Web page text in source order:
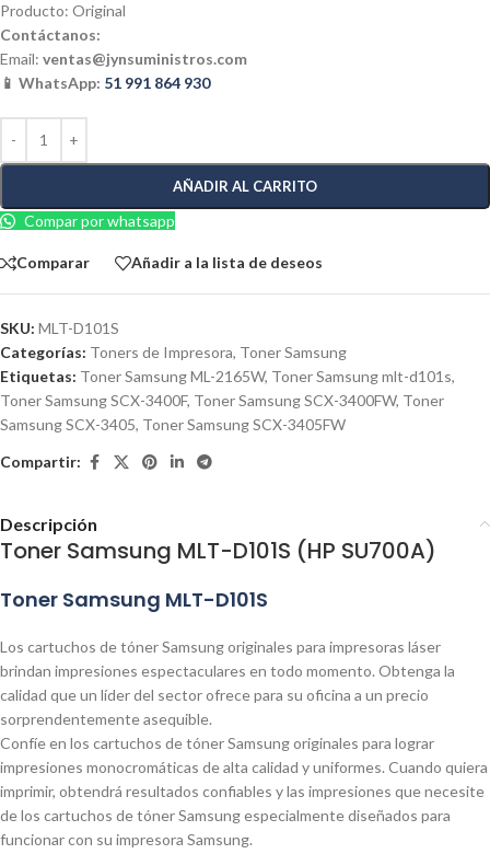
Producto: Original
Contáctanos:
Email: ventas@jynsuministros.com
📱 WhatsApp: 51 991 864 930
AÑADIR AL CARRITO
Compar por whatsapp
Comparar Añadir a la lista de deseos
SKU: MLT-D101S
Categorías: Toners de Impresora, Toner Samsung
Etiquetas: Toner Samsung ML-2165W, Toner Samsung mlt-d101s,
Toner Samsung SCX-3400F, Toner Samsung SCX-3400FW, Toner
Samsung SCX-3405, Toner Samsung SCX-3405FW
Compartir:
Descripción
Toner Samsung MLT-D101S (HP SU700A)
Toner Samsung MLT-D101S
Los cartuchos de tóner Samsung originales para impresoras láser
brindan impresiones espectaculares en todo momento. Obtenga la
calidad que un líder del sector ofrece para su oficina a un precio
sorprendentemente asequible.
Confíe en los cartuchos de tóner Samsung originales para lograr
impresiones monocromáticas de alta calidad y uniformes. Cuando quiera
imprimir, obtendrá resultados confiables y las impresiones que necesite
de los cartuchos de tóner Samsung especialmente diseñados para
funcionar con su impresora Samsung.